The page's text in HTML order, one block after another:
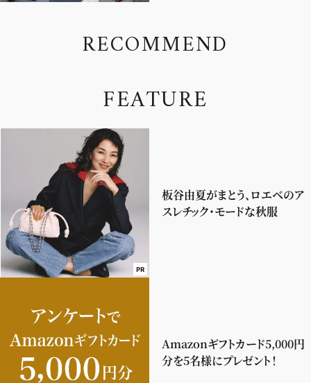
RECOMMEND
FEATURE
PR
板谷由夏がまとう、ロエベのア
スレチック・モードな秋服
Amazonギフトカード5,000円
分を5名様にプレゼント！